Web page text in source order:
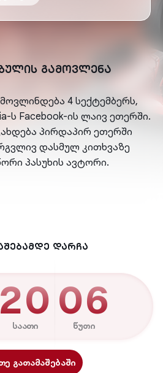
გამოვლენა
4 სექტემბერს,
ს Facebook-ის ლაივ ეთერში.
პირდაპირ ეთერში
დასმულ კითხვაზე
პასუხის ავტორი.
დარჩა
20
ᲡᲐᲐᲗᲘ
06
ᲬᲣᲗᲘ
გათამაშებაში